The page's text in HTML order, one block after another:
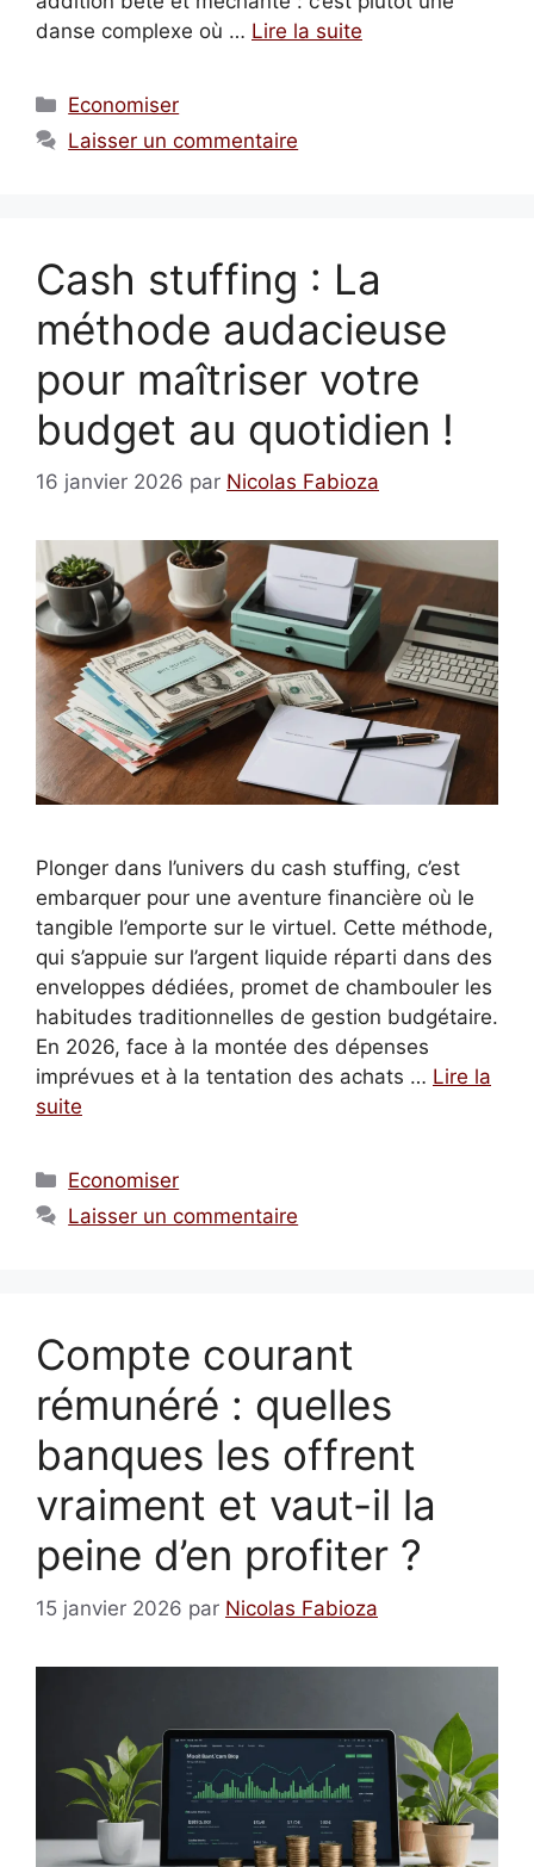
danse complexe où … Lire la suite
Catégories
Economiser
Laisser un commentaire
Cash stuffing : La
méthode audacieuse
pour maîtriser votre
budget au quotidien !
16 janvier 2026 par Nicolas Fabioza
Plonger dans l’univers du cash stuffing, c’est
embarquer pour une aventure financière où le
tangible l’emporte sur le virtuel. Cette méthode,
qui s’appuie sur l’argent liquide réparti dans des
enveloppes dédiées, promet de chambouler les
habitudes traditionnelles de gestion budgétaire.
En 2026, face à la montée des dépenses
imprévues et à la tentation des achats … Lire la
suite
Catégories
Economiser
Laisser un commentaire
Compte courant
rémunéré : quelles
banques les offrent
vraiment et vaut-il la
peine d’en profiter ?
15 janvier 2026 par Nicolas Fabioza